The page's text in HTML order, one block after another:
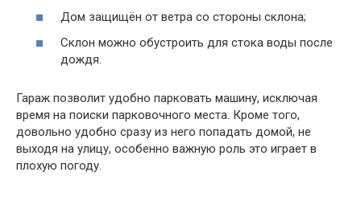
Дом защищён от ветра со стороны склона;
Склон можно обустроить для стока воды после
дождя.
Гараж позволит удобно парковать машину, исключая
время на поиски парковочного места. Кроме того,
довольно удобно сразу из него попадать домой, не
выходя на улицу, особенно важную роль это играет в
плохую погоду.